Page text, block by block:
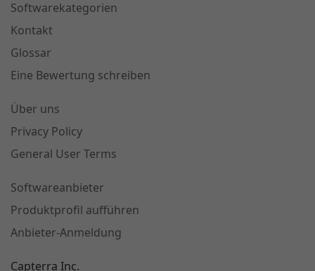
Softwarekategorien
Kontakt
Glossar
Eine Bewertung schreiben
Über uns
Privacy Policy
General User Terms
Softwareanbieter
Produktprofil aufführen
Anbieter-Anmeldung
Capterra Inc.